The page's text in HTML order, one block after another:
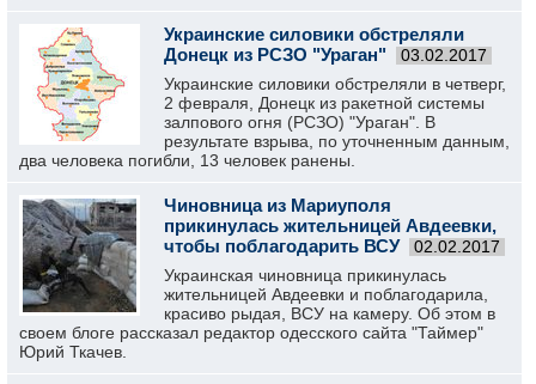
Украинские силовики обстреляли
Донецк из РСЗО "Ураган"
03.02.2017
Украинские силовики обстреляли в четверг,
2 февраля, Донецк из ракетной системы
залпового огня (РСЗО) "Ураган". В
результате взрыва, по уточненным данным,
два человека погибли, 13 человек ранены.
Чиновница из Мариуполя
прикинулась жительницей Авдеевки,
чтобы поблагодарить ВСУ
02.02.2017
Украинская чиновница прикинулась
жительницей Авдеевки и поблагодарила,
красиво рыдая, ВСУ на камеру. Об этом в
своем блоге рассказал редактор одесского сайта "Таймер"
Юрий Ткачев.